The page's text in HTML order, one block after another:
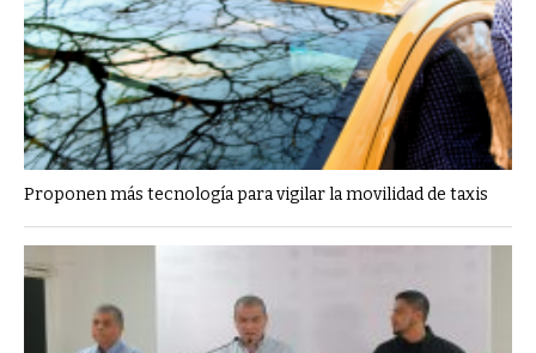
Proponen más tecnología para vigilar la movilidad de taxis